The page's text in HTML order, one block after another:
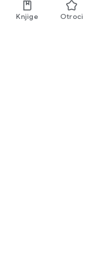
Knjige Otroci